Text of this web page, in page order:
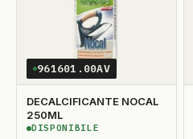
961601.00AV
DECALCIFICANTE NOCAL
250ML
DISPONIBILE
DISPONIBILE